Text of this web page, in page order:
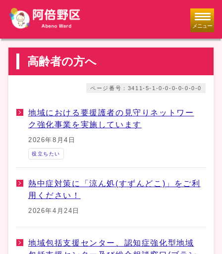
メニュー
高齢者の方へ
ページ番号：3411-5-1-0-0-0-0-0-0-0
地域における要援護者の見守りネットワー
ク強化事業を実施しています
2026年8月4日
役立ちたい
熱中症対策に「涼ん処(すずんどこ)」をご利
用ください！
2026年4月24日
地域包括支援センター、認知症強化型地域